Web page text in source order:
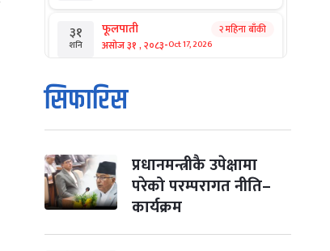
३१
शनि
फूलपाती
असोज ३१ , २०८३-Oct 17, 2026
२ महिना बाँकी
१
आइत
कार्तिक सङ्क्रान्ति
कार्तिक १, २०८३
मंगल कार्तिक ३, २०८३-Oct 20, 2026
४ विजयादशमी
कार्तिक ४, २०८३-Oct 21, 2026
सिफारिस
प्रधानमन्त्रीकै उपेक्षामा
परेको परम्परागत नीति–
कार्यक्रम